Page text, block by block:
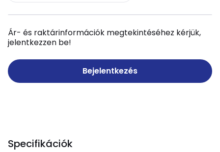
Ár- és raktárinformációk megtekintéséhez kérjük,
jelentkezzen be!
Bejelentkezés
Specifikációk